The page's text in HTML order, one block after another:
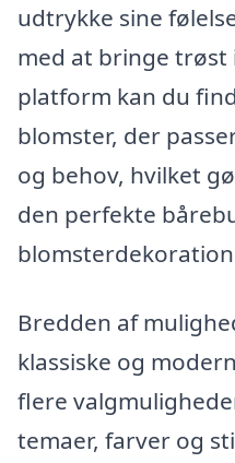
udtrykke sine
med at bringe trøst
platform kan du
blomster, der
og behov, hvilket
den perfekte
Bredden af
klassiske og
flere
temaer, farver og